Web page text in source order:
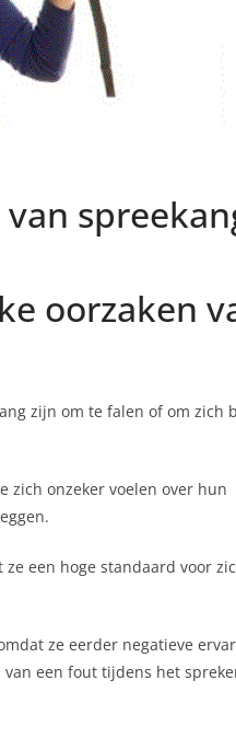
oorzaken
zijn om te falen of om zich
zich onzeker voelen over hun
een hoge standaard voor
ze eerder negatieve
een fout tijdens het